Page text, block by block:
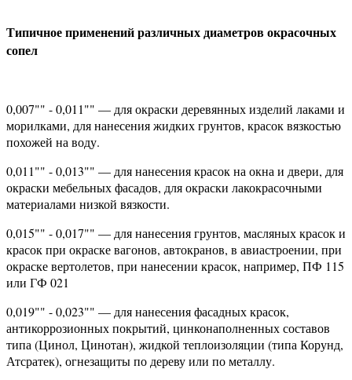
Типичное применений различных диаметров окрасочных
сопел
0,007"" - 0,011"" — для окраски деревянных изделий лаками и
морилками, для нанесения жидких грунтов, красок вязкостью
похожей на воду.
0,011"" - 0,013"" — для нанесения красок на окна и двери, для
окраски мебельных фасадов, для окраски лакокрасочными
материалами низкой вязкости.
0,015"" - 0,017"" — для нанесения грунтов, масляных красок и
красок при окраске вагонов, автокранов, в авиастроении, при
окраске вертолетов, при нанесении красок, например, ПФ 115
или ГФ 021
0,019"" - 0,023"" — для нанесения фасадных красок,
антикоррозионных покрытий, цинконаполненных составов
типа (Цинол, Цинотан), жидкой теплоизоляции (типа Корунд,
Атсратек), огнезащиты по дереву или по металлу.